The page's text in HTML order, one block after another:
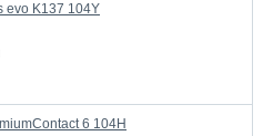
evo K137 104Y
6 104H